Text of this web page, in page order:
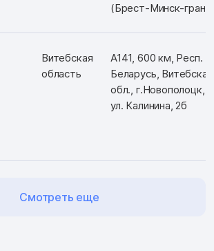
(Брест-Минск-гран
Витебская
область
А141, 600 км, Респ.
Беларусь, Витебская
обл., г.Новополоцк,
ул. Калинина, 2б
Смотреть еще